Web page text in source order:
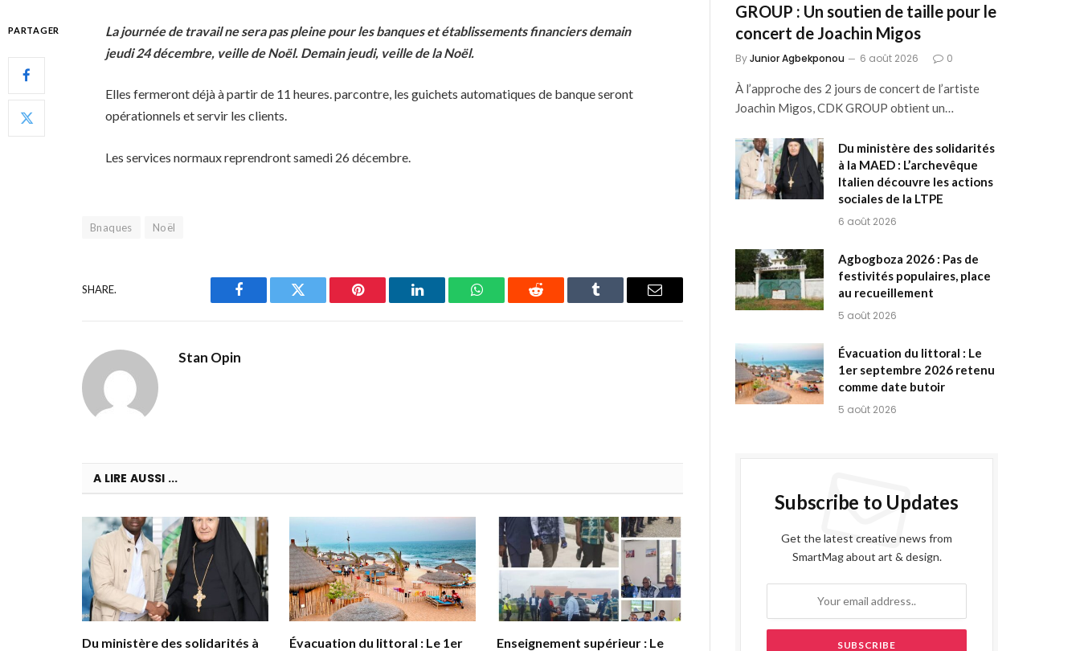
PARTAGER
La journée de travail ne sera pas pleine pour les banques et établissements financiers demain
jeudi 24 décembre, veille de Noël. Demain jeudi, veille de la Noël.
Elles fermeront déjà à partir de 11 heures. parcontre, les guichets automatiques de banque seront
opérationnels et servir les clients.
Les services normaux reprendront samedi 26 décembre.
Bnaques Noël
SHARE.
Facebook Twitter Pinterest LinkedIn WhatsAppReddit Tumblr Email
Stan Opin
A LIRE AUSSI ...
Du ministère des solidarités à Évacuation du littoral : Le 1er Enseignement supérieur : Le
GROUP : Un soutien de taille pour le
concert de Joachin Migos
ByJunior Agbekponou 6 août 2026 0
À l’approche des 2 jours de concert de l’artiste
Joachin Migos, CDK GROUP obtient un…
Du ministère des solidarités
à la MAED : L’archevêque
Italien découvre les actions
sociales de la LTPE
6 août 2026
Agbogboza 2026 : Pas de
festivités populaires, place
au recueillement
5 août 2026
Évacuation du littoral : Le
1er septembre 2026 retenu
comme date butoir
5 août 2026
Subscribe to Updates
Get the latest creative news from
SmartMag about art & design.